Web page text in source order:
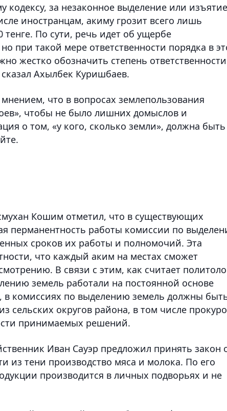
кодексу, за незаконное выделение или изъятие
иностранцам, акиму грозит всего лишь
По сути, речь идет об ущербе
при такой мере ответственности порядка в
жестко обозначить степень
Ахылбек Куришбаев.
что в вопросах землепользования
чтобы не было лишних домыслов и
о том, «у кого, сколько земли», должна быть
Кошим отметил, что в существующих
перманентность работы комиссии по
сроков их работы и полномочий. Эта
что каждый аким на местах сможет
В связи с этим, как считает
земель работали на постоянной основе
в комиссиях по выделению земель должны
сельских округов района, в том числе
принимаемых решений.
Иван Сауэр предложил принять закон
из тени производство мяса и молока. По его
производится в личных подворьях и не